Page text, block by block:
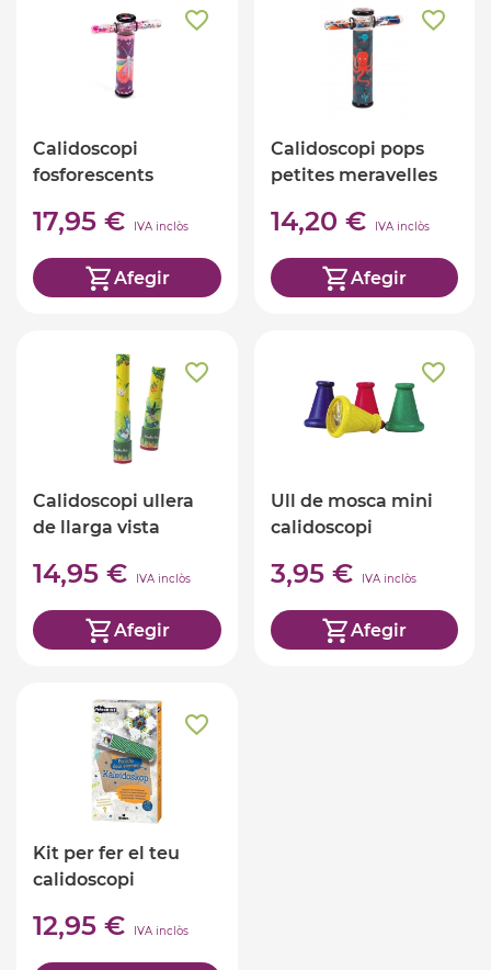
Calidoscopi
fosforescents
17,95 € IVA inclòs
Afegir
Calidoscopi pops
petites meravelles
14,20 € IVA inclòs
Afegir
Calidoscopi ullera
de llarga vista
14,95 € IVA inclòs
Afegir
Ull de mosca mini
calidoscopi
3,95 € IVA inclòs
Afegir
Kit per fer el teu
calidoscopi
12,95 € IVA inclòs